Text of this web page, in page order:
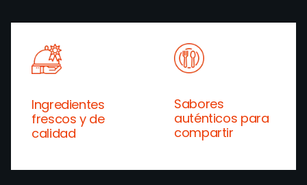
Ingredientes
frescos y de
calidad
Sabores
auténticos para
compartir